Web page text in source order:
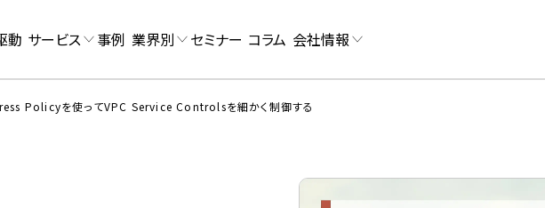
動 サービス 事例 業界別 セミナー コラム 会社情報
Policyを使ってVPC Service Controlsを細かく制御する